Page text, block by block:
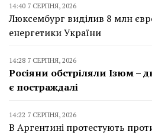
14:40 7 СЕРПНЯ, 2026
Люксембург виділив 8 млн
енергетики України
14:28 7 СЕРПНЯ, 2026
Росіяни обстріляли Ізюм –
є постраждалі
14:22 7 СЕРПНЯ, 2026
В Аргентині протестують